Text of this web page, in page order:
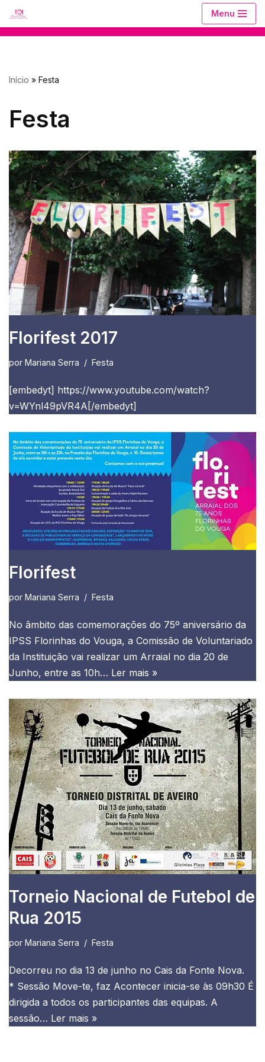
conteúdo
Menu
Início » Festa
Festa
Florifest 2017
por Mariana Serra Festa
[embedyt] https://www.youtube.com/watch?
v=WYnl49pVR4A[/embedyt]
Florifest
por Mariana Serra Festa
No âmbito das comemorações do 75º aniversário da
IPSS Florinhas do Vouga, a Comissão de Voluntariado
da Instituição vai realizar um Arraial no dia 20 de
Junho, entre as 10h… Ler mais »
Torneio Nacional de Futebol de
Rua 2015
por Mariana Serra Festa
Decorreu no dia 13 de junho no Cais da Fonte Nova.
* Sessão Move-te, faz Acontecer inicia-se às 09h30 É
dirigida a todos os participantes das equipas. A
sessão… Ler mais »